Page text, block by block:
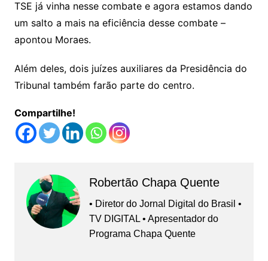
TSE já vinha nesse combate e agora estamos dando
um salto a mais na eficiência desse combate –
apontou Moraes.
Além deles, dois juízes auxiliares da Presidência do
Tribunal também farão parte do centro.
Compartilhe!
Robertão Chapa Quente
• Diretor do Jornal Digital do Brasil •
TV DIGITAL • Apresentador do
Programa Chapa Quente